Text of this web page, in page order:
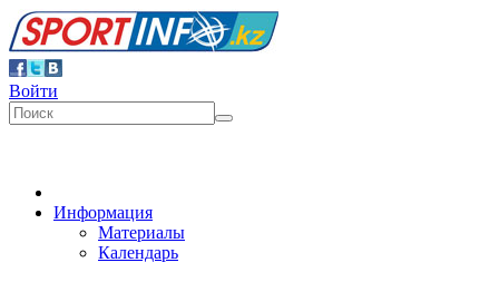
Войти
Информация
Материалы
Календарь